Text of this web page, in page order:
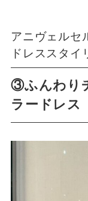
アニヴェルセ
ドレススタ
③ふんわり
ラードレス